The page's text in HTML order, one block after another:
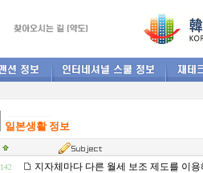
일본생활 정보
142 지자체마다 다른 월세 보조 제도를 이